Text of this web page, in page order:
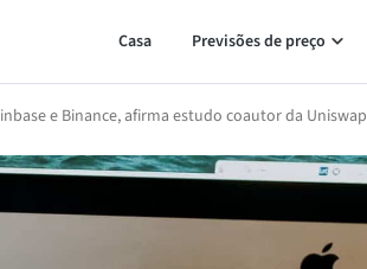
Casa Previsões de preço
e Binance, afirma estudo coautor da Uniswap